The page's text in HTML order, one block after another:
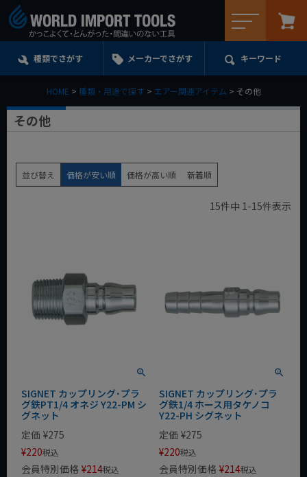
種類でさがす メーカーでさがす キーワード
HOME 種類・用途で探す エアー関連アイテム その他
その他
並び替え 価格が安い順 価格が高い順 新着順
15件中 1-15件表示
SIGNET カップリング･プラ
グ鉄PT1/4 オネジ Y22-PM シ
グネット
定価 ¥275
¥220税込
会員特別価格 ¥214税込
SIGNET カップリング･プラ
グ鉄1/4 ホース用タケノコ
Y22-PH シグネット
定価 ¥275
¥220税込
会員特別価格 ¥214税込